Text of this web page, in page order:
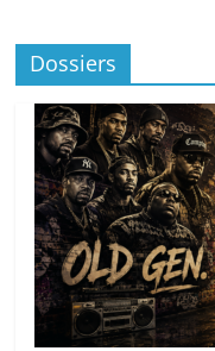
Dossiers